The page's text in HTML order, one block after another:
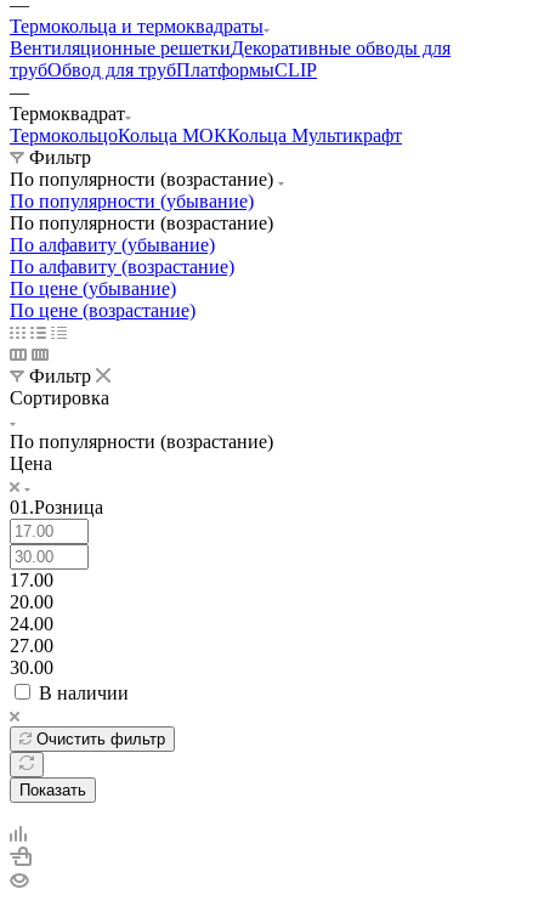
Термокольца и термоквадраты
Вентиляционные решеткиДекоративные обводы для
трубОбвод для трубПлатформыCLIP
—
Термоквадрат
ТермокольцоКольца МОККольца Мультикрафт
Фильтр
По популярности (возрастание)
По популярности (убывание)
По популярности (возрастание)
По алфавиту (убывание)
По алфавиту (возрастание)
По цене (убывание)
По цене (возрастание)
Фильтр
Сортировка
По популярности (возрастание)
Цена
01.Розница
17.00
20.00
24.00
27.00
30.00
В наличии
Очистить фильтр
Показать